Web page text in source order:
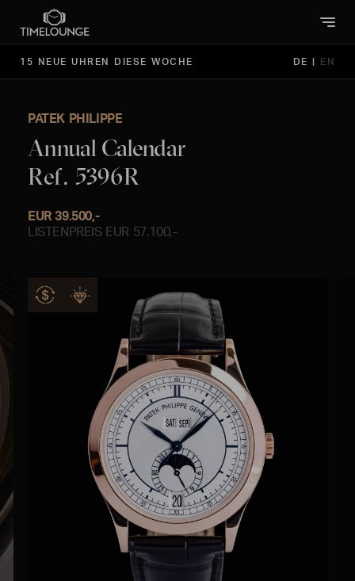
15 NEUE UHREN DIESE WOCHE DE | EN
PATEK PHILIPPE
Annual Calendar
Ref. 5396R
EUR 39.500,-
LISTENPREIS EUR 57.100,-